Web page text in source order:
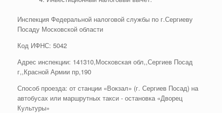
Инспекция Федеральной налоговой службы по г.Сергиеву
Посаду Московской области
Код ИФНС: 5042
Адрес инспекции: 141310,Московская обл,,Сергиев Посад
г,,Красной Армии пр,190
Способ проезда: от станции «Вокзал» (г. Сергиев Посад) на
автобусах или маршрутных такси - остановка «Дворец
Культуры»